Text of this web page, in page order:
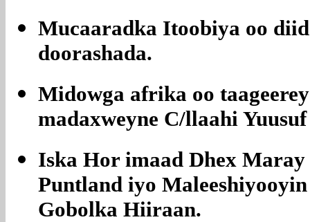
Mucaaradka Itoobiya oo
doorashada.
Midowga afrika oo
madaxweyne C/llaahi
Iska Hor imaad Dhex
Puntland iyo Maleeshiyooyin
Gobolka Hiiraan.